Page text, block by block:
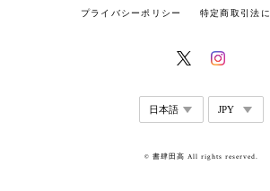
プライバシーポリシー 特定商取引法
© 書肆田高 All rights reserved.